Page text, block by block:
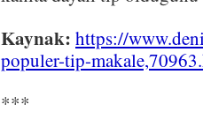
Kaynak: https://
populer-tip-
***